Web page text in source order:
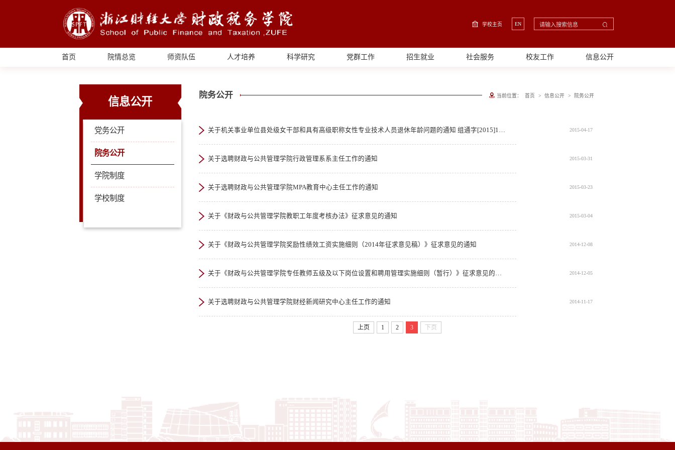
学校主页 EN
首页 院情总览 师资队伍 人才培养 科学研究 党群工作 招生就业 社会服务 校友工作 信息公开
信息公开
党务公开
院务公开
学院制度
学校制度
院务公开 当前位置： 首页 > 信息公开 > 院务公开
关于机关事业单位县处级女干部和具有高级职称女性专业技术人员退休年龄问题的通知 组通字[2015]14号 2015-04-17
关于选聘财政与公共管理学院行政管理系系主任工作的通知 2015-03-31
关于选聘财政与公共管理学院MPA教育中心主任工作的通知 2015-03-23
关于《财政与公共管理学院教职工年度考核办法》征求意见的通知 2015-03-04
关于《财政与公共管理学院奖励性绩效工资实施细则（2014年征求意见稿）》征求意见的通知 2014-12-08
关于《财政与公共管理学院专任教师五级及以下岗位设置和聘用管理实施细则（暂行）》征求意见的通知 2014-12-05
关于选聘财政与公共管理学院财经新闻研究中心主任工作的通知 2014-11-17
上页 1 2 3 下页